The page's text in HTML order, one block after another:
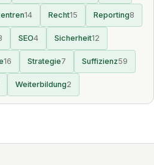
14 Recht15 Reporting8
SEO4 Sicherheit12
16 Strategie7 Suffizienz59
Weiterbildung2